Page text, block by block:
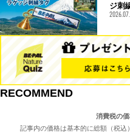
ジ刺
RECOMMEND
消費税の
記事内の価格は基本的に総額（税込